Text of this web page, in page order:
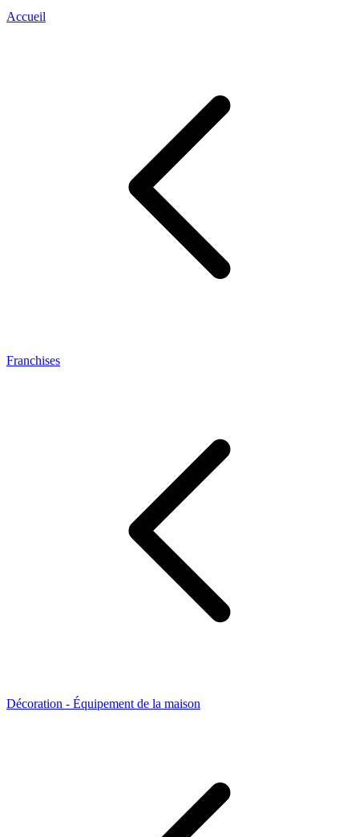
Accueil
Franchises
Décoration - Équipement de la maison